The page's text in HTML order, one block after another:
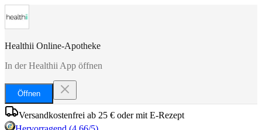
Healthii Online-Apotheke
In der Healthii App öffnen
Öffnen
Versandkostenfrei ab 25 € oder mit E-Rezept